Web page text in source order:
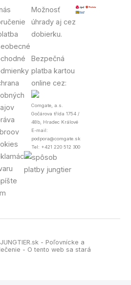
Možnosť
úhrady aj cez
dobierku.
Bezpečná
platba kartou
online cez:
Comgate, a.s.
Gočárova třída 1754 /
48b, Hradec Králové
E-mail:
podpora@comgate.sk
Tel: +421 220 512 300
- Poľovnícke a
- O tento web sa stará